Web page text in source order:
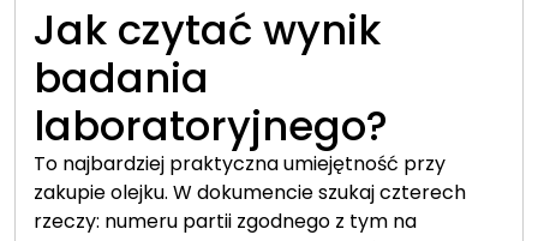
Jak czytać wynik
badania
laboratoryjnego?
To najbardziej praktyczna umiejętność przy
zakupie olejku. W dokumencie szukaj czterech
rzeczy: numeru partii zgodnego z tym na